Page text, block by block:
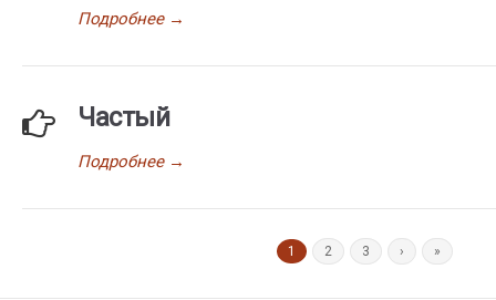
Подробнее→
Частый
Подробнее→
1 2 3 › »